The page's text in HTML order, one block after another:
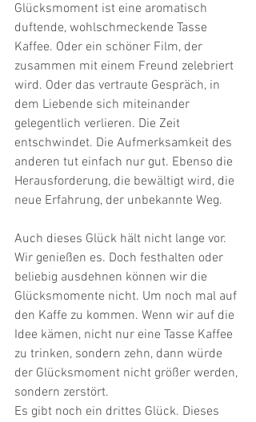
Glücksmoment ist eine aromatisch
duftende, wohlschmeckende Tasse
Kaffee. Oder ein schöner Film, der
zusammen mit einem Freund zelebriert
wird. Oder das vertraute Gespräch, in
dem Liebende sich miteinander
gelegentlich verlieren. Die Zeit
entschwindet. Die Aufmerksamkeit des
anderen tut einfach nur gut. Ebenso die
Herausforderung, die bewältigt wird, die
neue Erfahrung, der unbekannte Weg.
Auch dieses Glück hält nicht lange vor.
Wir genießen es. Doch festhalten oder
beliebig ausdehnen können wir die
Glücksmomente nicht. Um noch mal auf
den Kaffe zu kommen. Wenn wir auf die
Idee kämen, nicht nur eine Tasse Kaffee
zu trinken, sondern zehn, dann würde
der Glücksmoment nicht größer werden,
sondern zerstört.
Es gibt noch ein drittes Glück. Dieses